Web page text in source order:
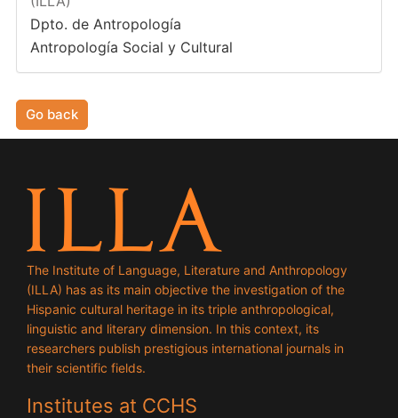
Dpto. de Antropología
Antropología Social y Cultural
Go back
The Institute of Language, Literature and Anthropology
(ILLA) has as its main objective the investigation of the
Hispanic cultural heritage in its triple anthropological,
linguistic and literary dimension. In this context, its
researchers publish prestigious international journals in
their scientific fields.
Institutes at CCHS